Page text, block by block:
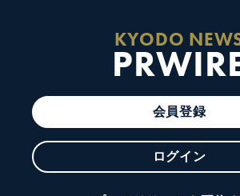
KYODO
会員登録
ログイン